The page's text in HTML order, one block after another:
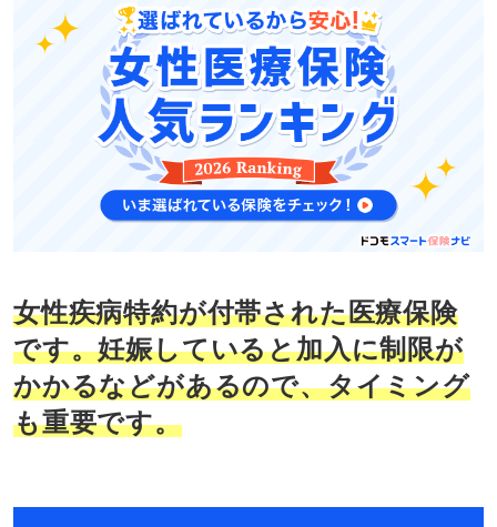
女性疾病特約が付帯された医療保険
です。妊娠していると加入に制限が
かかるなどがあるので、タイミング
も重要です。